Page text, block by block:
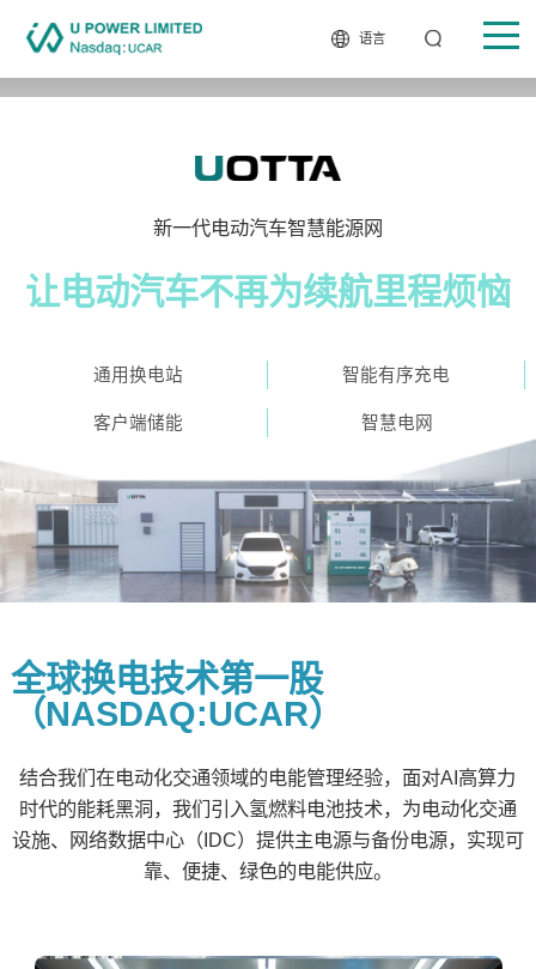
语言
新一代电动汽车智慧能源网
让电动汽车不再为续航里程烦恼
通用换电站 智能有序充电
客户端储能 智慧电网
全球换电技术第一股
（NASDAQ:UCAR）
结合我们在电动化交通领域的电能管理经验，面对AI高算力
时代的能耗黑洞，我们引入氢燃料电池技术，为电动化交通
设施、网络数据中心（IDC）提供主电源与备份电源，实现可
靠、便捷、绿色的电能供应。